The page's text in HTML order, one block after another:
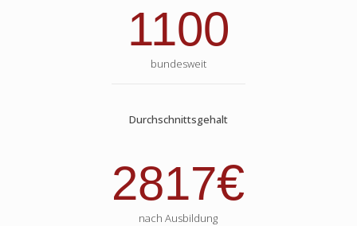
1100
bundesweit
Durchschnittsgehalt
2817€
nach Ausbildung